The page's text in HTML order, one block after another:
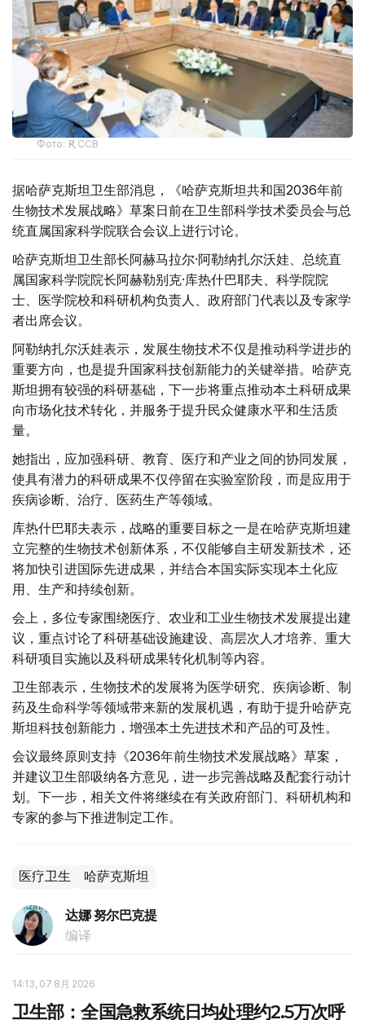
Фото: ҚР ССВ
据哈萨克斯坦卫生部消息，《哈萨克斯坦共和国2036年前
生物技术发展战略》草案日前在卫生部科学技术委员会与总
统直属国家科学院联合会议上进行讨论。
哈萨克斯坦卫生部长阿赫马拉尔·阿勒纳扎尔沃娃、总统直
属国家科学院院长阿赫勒别克·库热什巴耶夫、科学院院
士、医学院校和科研机构负责人、政府部门代表以及专家学
者出席会议。
阿勒纳扎尔沃娃表示，发展生物技术不仅是推动科学进步的
重要方向，也是提升国家科技创新能力的关键举措。哈萨克
斯坦拥有较强的科研基础，下一步将重点推动本土科研成果
向市场化技术转化，并服务于提升民众健康水平和生活质
量。
她指出，应加强科研、教育、医疗和产业之间的协同发展，
使具有潜力的科研成果不仅停留在实验室阶段，而是应用于
疾病诊断、治疗、医药生产等领域。
库热什巴耶夫表示，战略的重要目标之一是在哈萨克斯坦建
立完整的生物技术创新体系，不仅能够自主研发新技术，还
将加快引进国际先进成果，并结合本国实际实现本土化应
用、生产和持续创新。
会上，多位专家围绕医疗、农业和工业生物技术发展提出建
议，重点讨论了科研基础设施建设、高层次人才培养、重大
科研项目实施以及科研成果转化机制等内容。
卫生部表示，生物技术的发展将为医学研究、疾病诊断、制
药及生命科学等领域带来新的发展机遇，有助于提升哈萨克
斯坦科技创新能力，增强本土先进技术和产品的可及性。
会议最终原则支持《2036年前生物技术发展战略》草案，
并建议卫生部吸纳各方意见，进一步完善战略及配套行动计
划。下一步，相关文件将继续在有关政府部门、科研机构和
专家的参与下推进制定工作。
医疗卫生 哈萨克斯坦
达娜 努尔巴克提
编译
14:13, 07 8月 2026
卫生部：全国急救系统日均处理约2.5万次呼